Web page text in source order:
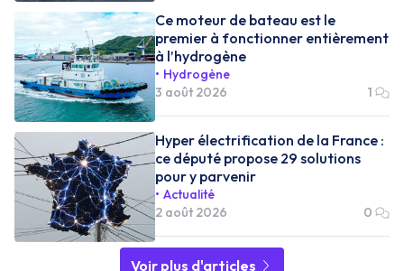
Ce moteur de bateau est le
premier à fonctionner entièrement
à l’hydrogène
Hydrogène
3 août 2026
1
Hyper électrification de la France :
ce député propose 29 solutions
pour y parvenir
Actualité
2 août 2026
0
Voir plus d'articles